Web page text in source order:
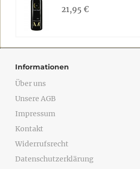
21,95 €
Informationen
Über uns
Unsere AGB
Impressum
Kontakt
Widerrufsrecht
Datenschutzerklärung